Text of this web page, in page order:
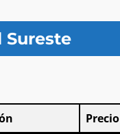
Sureste
Precio